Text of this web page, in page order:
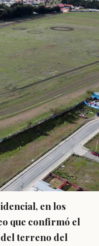
en los
que confirmó el
terreno del